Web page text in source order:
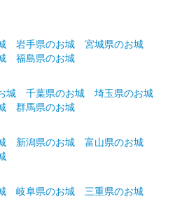
原寛幸コラボ限定（秋）
原寛幸コラボ限定（夏）
岩手県のお城
宮城県のお城
福島県のお城
城 千葉県のお城
埼玉県のお城
群馬県のお城
新潟県のお城
富山県のお城
岐阜県のお城
三重県のお城